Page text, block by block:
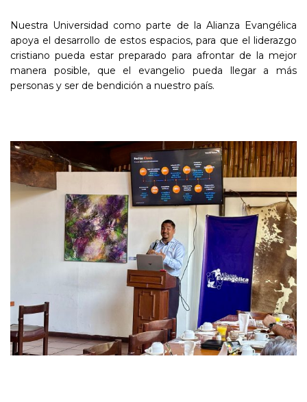
Nuestra Universidad como parte de la Alianza Evangélica
apoya el desarrollo de estos espacios, para que el liderazgo
cristiano pueda estar preparado para afrontar de la mejor
manera posible, que el evangelio pueda llegar a más
personas y ser de bendición a nuestro país.